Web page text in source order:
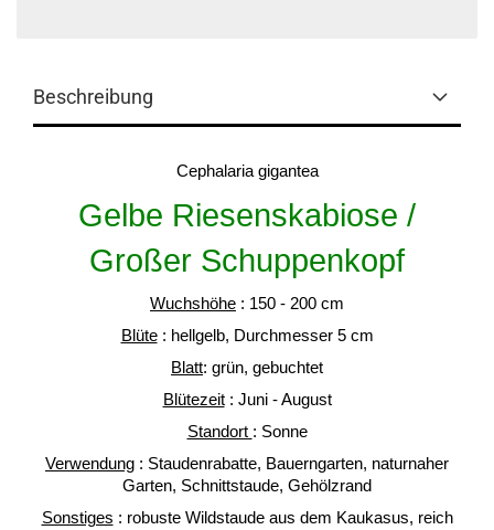
Beschreibung
Cephalaria gigantea
Gelbe Riesenskabiose /
Großer Schuppenkopf
Wuchshöhe : 150 - 200 cm
Blüte: hellgelb, Durchmesser 5 cm
Blatt: grün, gebuchtet
Blütezeit: Juni - August
Standort : Sonne
Verwendung : Staudenrabatte, Bauerngarten, naturnaher
Garten, Schnittstaude, Gehölzrand
Sonstiges : robuste Wildstaude aus dem Kaukasus, reich